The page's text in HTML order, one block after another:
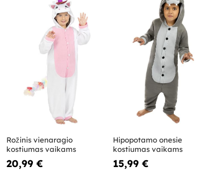
Rožinis vienaragio
kostiumas vaikams
20,99 €
Hipopotamo onesie
kostiumas vaikams
15,99 €